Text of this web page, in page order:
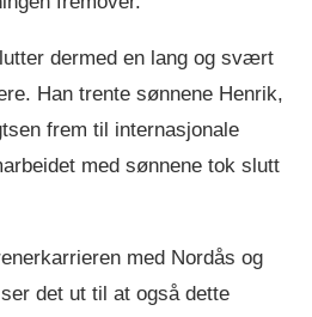
dermed en lang og svært
Han trente sønnene Henrik,
frem til internasjonale
med sønnene tok slutt
med Nordås og
det ut til at også dette